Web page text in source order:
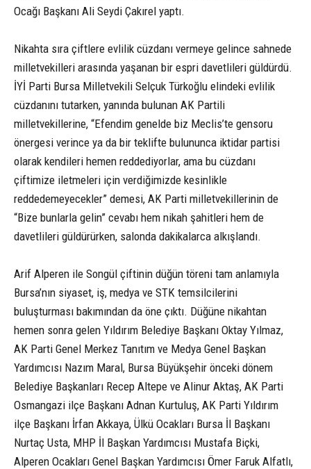
Ocağı Başkanı Ali Seydi Çakırel yaptı.
Nikahta sıra çiftlere evlilik cüzdanı vermeye gelince sahnede
milletvekilleri arasında yaşanan bir espri davetlileri güldürdü.
İYİ Parti Bursa Milletvekili Selçuk Türkoğlu elindeki evlilik
cüzdanını tutarken, yanında bulunan AK Partili
milletvekillerine, “Efendim genelde biz Meclis’te gensoru
önergesi verince ya da bir teklifte bulununca iktidar partisi
olarak kendileri hemen reddediyorlar, ama bu cüzdanı
çiftimize iletmeleri için verdiğimizde kesinlikle
reddedemeyecekler” demesi, AK Parti milletvekillerinin de
“Bize bunlarla gelin” cevabı hem nikah şahitleri hem de
davetlileri güldürürken, salonda dakikalarca alkışlandı.
Arif Alperen ile Songül çiftinin düğün töreni tam anlamıyla
Bursa’nın siyaset, iş, medya ve STK temsilcilerini
buluşturması bakımından da öne çıktı. Düğüne nikahtan
hemen sonra gelen Yıldırım Belediye Başkanı Oktay Yılmaz,
AK Parti Genel Merkez Tanıtım ve Medya Genel Başkan
Yardımcısı Nazım Maral, Bursa Büyükşehir önceki dönem
Belediye Başkanları Recep Altepe ve Alinur Aktaş, AK Parti
Osmangazi ilçe Başkanı Adnan Kurtuluş, AK Parti Yıldırım
ilçe Başkanı İrfan Akkaya, Ülkü Ocakları Bursa İl Başkanı
Nurtaç Usta, MHP İl Başkan Yardımcısı Mustafa Biçki,
Alperen Ocakları Genel Başkan Yardımcısı Ömer Faruk Alfatlı,